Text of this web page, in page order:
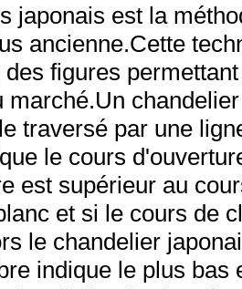
japonais est la
ancienne.Cette
figures
marché.Un
traversé par une
le cours
est supérieur au
et si le cours de
le chandelier
indique le plus bas